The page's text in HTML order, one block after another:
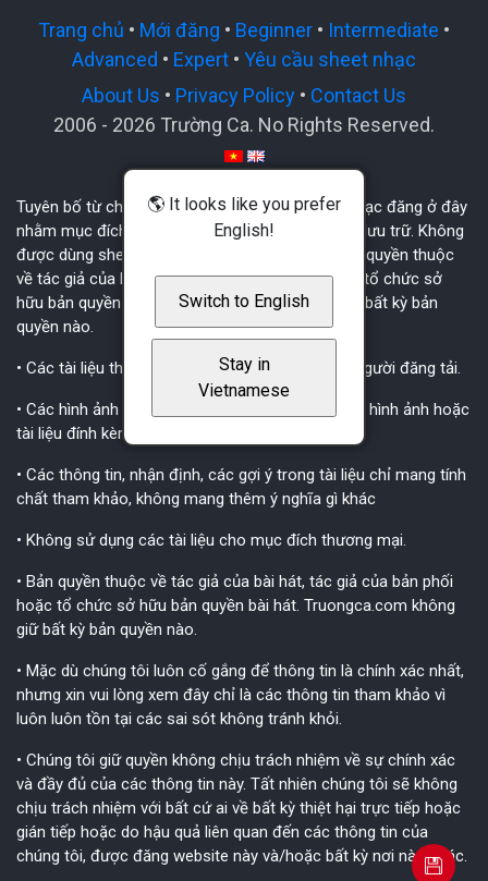
Trang chủ • Mới đăng • Beginner • Intermediate •
Advanced • Expert • Yêu cầu sheet nhạc
About Us • Privacy Policy • Contact Us
2006 - 2026 Trường Ca. No Rights Reserved.
Tuyên bố từ chối bản quyền: Tất cả các Sheet nhạc đăng ở đây
nhằm mục đích hỗ trợ tập đàn, tập hát giải trí và lưu trữ. Không
được dùng sheet cho mục đích thương mại. Bản quyền thuộc
về tác giả của bài hát, tác giả của bản phối hoặc tổ chức sở
hữu bản quyền bài hát. TruongCa.com không giữ bất kỳ bản
quyền nào.
• Các tài liệu thuộc bản quyền của tác giả hoặc người đăng tải.
• Các hình ảnh thuộc bản quyền đã được ghi trên hình ảnh hoặc
tài liệu đính kèm.
• Các thông tin, nhận định, các gợi ý trong tài liệu chỉ mang tính
chất tham khảo, không mang thêm ý nghĩa gì khác
• Không sử dụng các tài liệu cho mục đích thương mại.
• Bản quyền thuộc về tác giả của bài hát, tác giả của bản phối
hoặc tổ chức sở hữu bản quyền bài hát. Truongca.com không
giữ bất kỳ bản quyền nào.
• Mặc dù chúng tôi luôn cố gắng để thông tin là chính xác nhất,
nhưng xin vui lòng xem đây chỉ là các thông tin tham khảo vì
luôn luôn tồn tại các sai sót không tránh khỏi.
• Chúng tôi giữ quyền không chịu trách nhiệm về sự chính xác
và đầy đủ của các thông tin này. Tất nhiên chúng tôi sẽ không
chịu trách nhiệm với bất cứ ai về bất kỳ thiệt hại trực tiếp hoặc
gián tiếp hoặc do hậu quả liên quan đến các thông tin của
chúng tôi, được đăng website này và/hoặc bất kỳ nơi nào khác.
🌎 It looks like you prefer
English!
Switch to English
Stay in
Vietnamese